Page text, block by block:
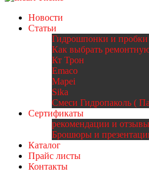
Новости
Статьи
Гидрошпонки и пробки
Как выбрать
Кт Трон
Emaco
Mapei
Sika
Смеси Гидропаколь (
Сертификаты
рекомендации и отзывы
Брошюры и
Каталог
Прайс листы
Контакты